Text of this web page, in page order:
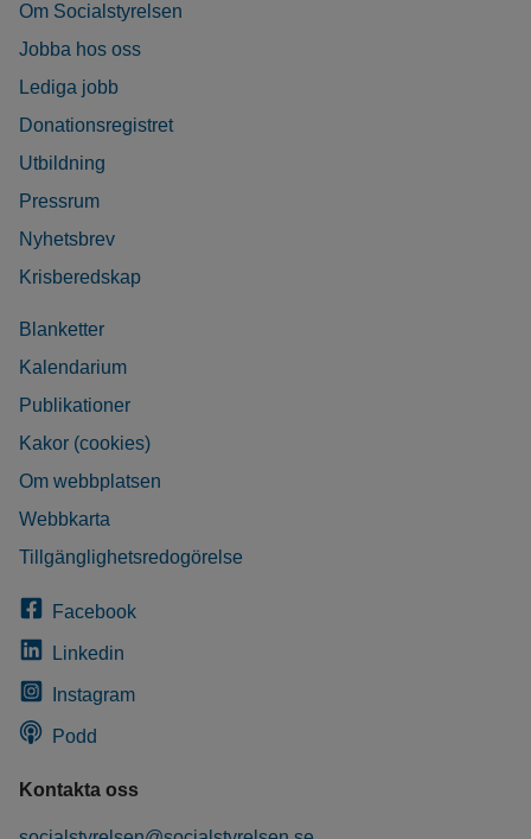
Om Socialstyrelsen
Jobba hos oss
Lediga jobb
Donationsregistret
Utbildning
Pressrum
Nyhetsbrev
Krisberedskap
Blanketter
Kalendarium
Publikationer
Kakor (cookies)
Om webbplatsen
Webbkarta
Tillgänglighetsredogörelse
Facebook
Linkedin
Instagram
Podd
Kontakta oss